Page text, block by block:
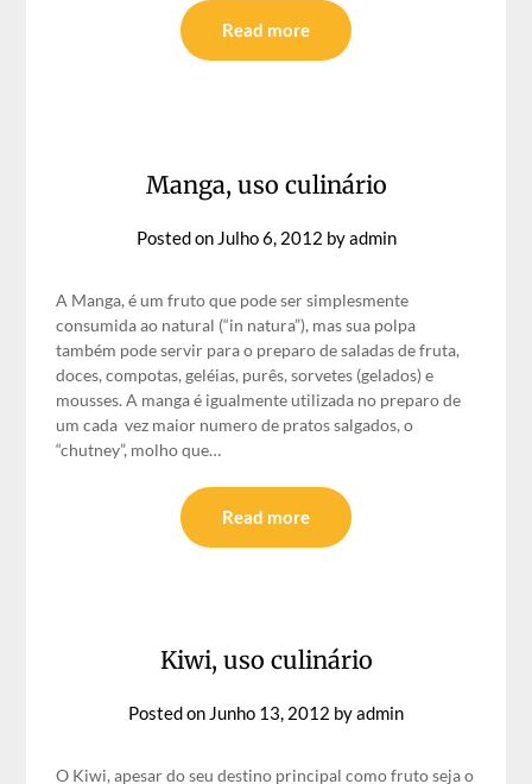
Read more
Manga, uso culinário
Posted on Julho 6, 2012 byadmin
A Manga, é um fruto que pode ser simplesmente
consumida ao natural (“in natura”), mas sua polpa
também pode servir para o preparo de saladas de fruta,
doces, compotas, geléias, purês, sorvetes (gelados) e
mousses. A manga é igualmente utilizada no preparo de
um cada vez maior numero de pratos salgados, o
“chutney”, molho que…
Read more
Kiwi, uso culinário
Posted on Junho 13, 2012 byadmin
O Kiwi, apesar do seu destino principal como fruto seja o